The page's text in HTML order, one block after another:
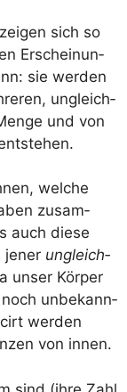
sich so
Erschei­nun­
sie wer­den
ungleich­
und von
wel­che
zusam­
auch die­se
jener ungleich­
unser Kör­per
unbe­kann­
wer­den
von innen.